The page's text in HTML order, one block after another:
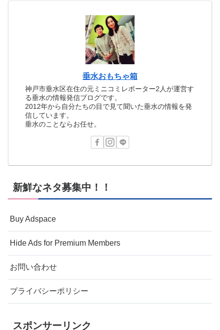
垂水おもちゃ箱
神戸市垂水区在住の元ミニコミレポーター2人が運営す
る垂水の情報発信ブログです。
2012年から自分たちの目で見て聞いた垂水の情報を発
信しています。
垂水のことならお任せ。
新鮮なネタ募集中！！
Buy Adspace
Hide Ads for Premium Members
お問い合わせ
プライバシーポリシー
スポンサーリンク